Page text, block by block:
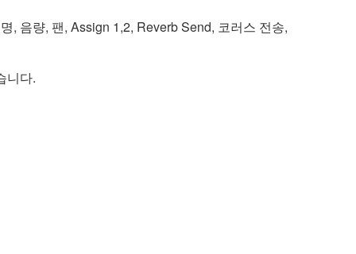
, 음량, 팬, Assign 1,2, Reverb Send, 코러스 전송,
니다.